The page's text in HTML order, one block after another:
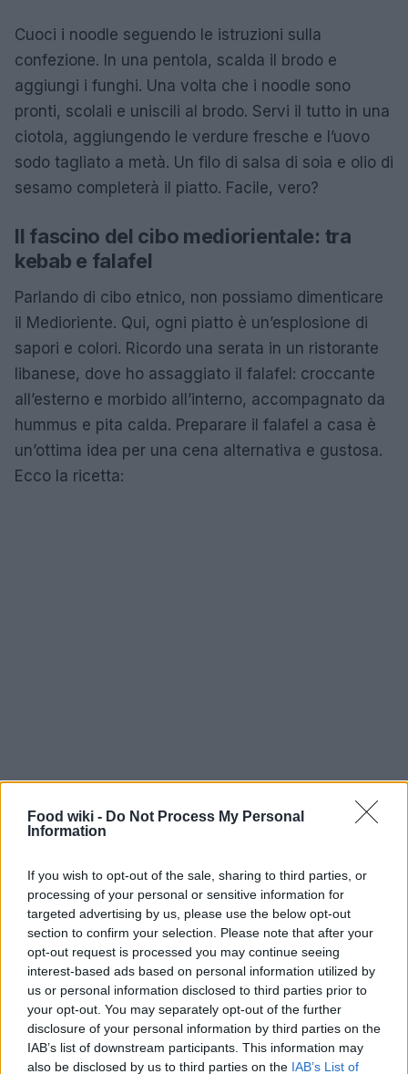
Food wiki - Do Not Process My Personal
Information
If you wish to opt-out of the sale, sharing to third parties, or
processing of your personal or sensitive information for
targeted advertising by us, please use the below opt-out
section to confirm your selection. Please note that after your
opt-out request is processed you may continue seeing
interest-based ads based on personal information utilized by
us or personal information disclosed to third parties prior to
your opt-out. You may separately opt-out of the further
disclosure of your personal information by third parties on the
IAB’s list of downstream participants. This information may
also be disclosed by us to third parties on the IAB’s List of
Cuoci i noodle seguendo le istruzioni sulla
confezione. In una pentola, scalda il brodo e
aggiungi i funghi. Una volta che i noodle sono
pronti, scolali e uniscili al brodo. Servi il tutto in una
ciotola, aggiungendo le verdure fresche e l’uovo
sodo tagliato a metà. Un filo di salsa di soia e olio di
sesamo completerà il piatto. Facile, vero?
Il fascino del cibo mediorientale: tra
kebab e falafel
Parlando di cibo etnico, non possiamo dimenticare
il Medioriente. Qui, ogni piatto è un’esplosione di
sapori e colori. Ricordo una serata in un ristorante
libanese, dove ho assaggiato il falafel: croccante
all’esterno e morbido all’interno, accompagnato da
hummus e pita calda. Preparare il falafel a casa è
un’ottima idea per una cena alternativa e gustosa.
Ecco la ricetta:
400 g di ceci in scatola
2 spicchi d’aglio
1 cucchiaio di prezzemolo tritato
1 cucchiaino di cumino
Farina di ceci q.b.
Olio per friggere
Frulla i ceci, la cipolla, l’aglio, il prezzemolo e le
spezie in un mixer. Formate delle palline e passatele
nella farina di ceci. Friggi in olio caldo fino a